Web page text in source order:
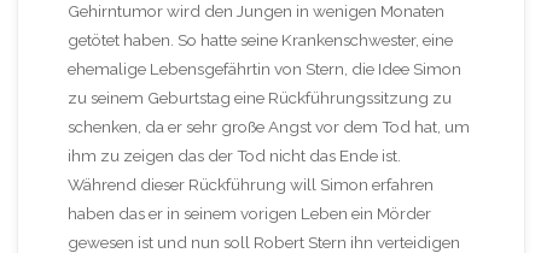
Gehirntumor wird den Jungen in wenigen Monaten
getötet haben. So hatte seine Krankenschwester, eine
ehemalige Lebensgefährtin von Stern, die Idee Simon
zu seinem Geburtstag eine Rückführungssitzung zu
schenken, da er sehr große Angst vor dem Tod hat, um
ihm zu zeigen das der Tod nicht das Ende ist.
Während dieser Rückführung will Simon erfahren
haben das er in seinem vorigen Leben ein Mörder
gewesen ist und nun soll Robert Stern ihn verteidigen